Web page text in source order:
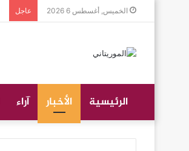
الخميس, أغسطس 6 2026 عاجل
الرئيسية الأخبار آراء